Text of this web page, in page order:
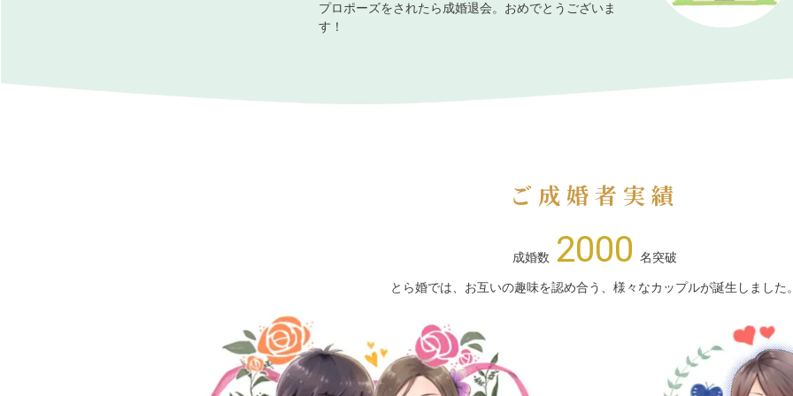
プロポーズをされたら成婚退会。おめでとうございま
す！
ご成婚者実績
成婚数 2000 名突破
とら婚では、お互いの趣味を認め合う、様々なカップルが誕生しました